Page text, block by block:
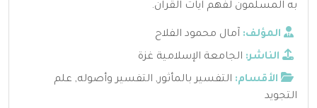
به المسلمون لفهم آيات القرآن.
المؤلف: آمال محمود الفلاح
الناشر: الجامعة الإسلامية غزة
الأقسام: التفسير بالمأثور, التفسير وأصوله, علم
التجويد